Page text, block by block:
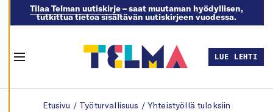
E
Tilaa Telman uutiskirje– saat muutaman hyödyllisen,
tutkittua tietoa sisältävän uutiskirjeen vuodessa.
LUE LEHTI
Etusivu / Työturvallisuus / Yhteistyöllä tuloksiin